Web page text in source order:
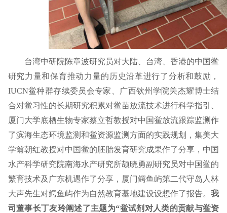
台湾中研院陈章波研究员对大陆、台湾、香港的中国鲎
研究力量和保育推动力量的历史沿革进行了分析和鼓励，
IUCN鲎种群存续委员会专家、广西钦州学院关杰耀博士结
合对鲎习性的长期研究积累对鲎苗放流技术进行科学指引、
厦门大学底栖生物专家蔡立哲教授对中国鲎放流跟踪监测作
了滨海生态环境监测和鲎资源监测方面的实践规划，集美大
学翁朝红教授对中国鲎的胚胎发育研究成果作了分享，中国
水产科学研究院南海水产研究所颉晓勇副研究员对中国鲎的
繁育技术及广东机遇作了分享，厦门鳄鱼屿第二代守岛人林
大声先生对鳄鱼屿作为自然教育基地建设设想作了报告。我
司董事长丁友玲阐述了主题为“鲎试剂 对人类的贡献与鲎资